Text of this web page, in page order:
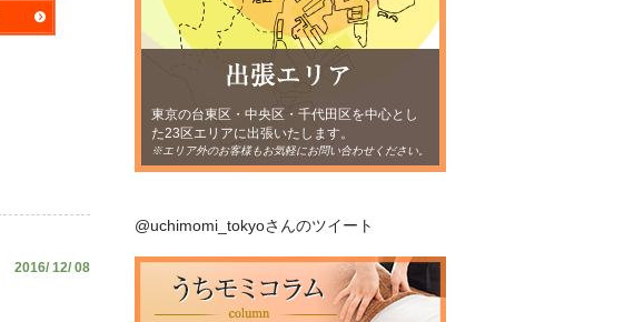
2016/ 12/ 08
東京の台東区・中央区・千代田区を中心とし
た23区エリアに出張いたします。
※エリア外のお客様もお気軽にお問い合わせください。
@uchimomi_tokyoさんのツイート